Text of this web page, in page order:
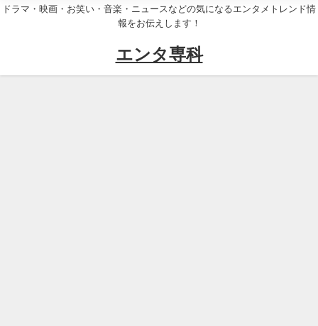
ドラマ・映画・お笑い・音楽・ニュースなどの気になるエンタメトレンド情
報をお伝えします！
エンタ専科